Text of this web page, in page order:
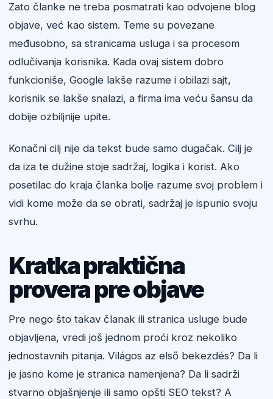
Zato članke ne treba posmatrati kao odvojene blog
objave, već kao sistem. Teme su povezane
međusobno, sa stranicama usluga i sa procesom
odlučivanja korisnika. Kada ovaj sistem dobro
funkcioniše, Google lakše razume i obilazi sajt,
korisnik se lakše snalazi, a firma ima veću šansu da
dobije ozbiljnije upite.
Konačni cilj nije da tekst bude samo dugačak. Cilj je
da iza te dužine stoje sadržaj, logika i korist. Ako
posetilac do kraja članka bolje razume svoj problem i
vidi kome može da se obrati, sadržaj je ispunio svoju
svrhu.
Kratka praktična
provera pre objave
Pre nego što takav članak ili stranica usluge bude
objavljena, vredi još jednom proći kroz nekoliko
jednostavnih pitanja. Világos az első bekezdés? Da li
je jasno kome je stranica namenjena? Da li sadrži
stvarno objašnjenje ili samo opšti SEO tekst? A